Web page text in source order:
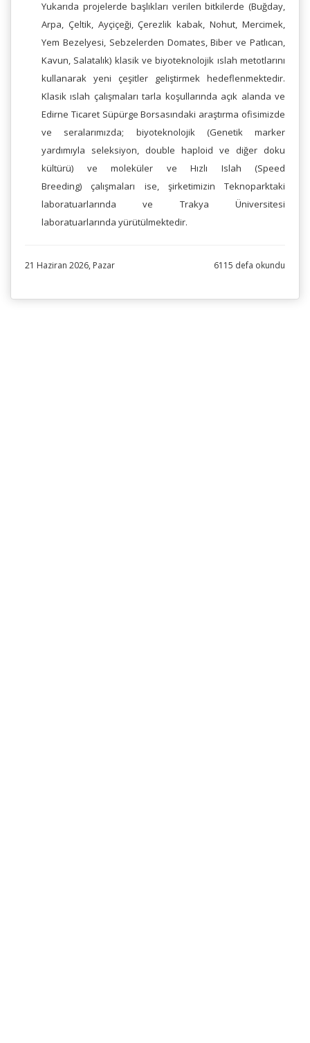
Yukarıda projelerde başlıkları verilen bitkilerde (Buğday,
Arpa, Çeltik, Ayçiçeği, Çerezlik kabak, Nohut, Mercimek,
Yem Bezelyesi, Sebzelerden Domates, Biber ve Patlıcan,
Kavun, Salatalık) klasik ve biyoteknolojik ıslah metotlarını
kullanarak yeni çeşitler geliştirmek hedeflenmektedir.
Klasik ıslah çalışmaları tarla koşullarında açık alanda ve
Edirne Ticaret Süpürge Borsasındaki araştırma ofisimizde
ve seralarımızda; biyoteknolojik (Genetik marker
yardımıyla seleksiyon, double haploid ve diğer doku
kültürü) ve moleküler ve Hızlı Islah (Speed
Breeding) çalışmaları ise, şirketimizin Teknoparktaki
laboratuarlarında ve Trakya Üniversitesi
laboratuarlarında yürütülmektedir.
21 Haziran 2026, Pazar 6115 defa okundu